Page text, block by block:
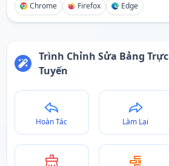
Chrome Firefox Edge
Trình Chỉnh Sửa Bảng Trực
Tuyến
Hoàn Tác Làm Lại